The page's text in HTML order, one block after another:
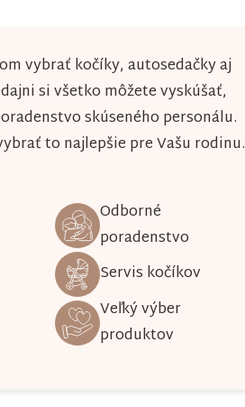
vybrať kočíky, autosedačky aj
si všetko môžete vyskúšať,
skúseného personálu.
to najlepšie pre Vašu rodinu.
Odborné
poradenstvo
Servis kočíkov
Veľký výber
produktov